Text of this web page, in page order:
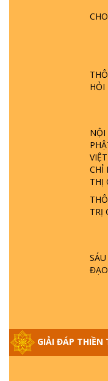
HỎI
NỘI
CHỈ
THỊ
TRỊ
GIẢI ĐÁP THIỀN
TTTD
GIẢI
GIẢI
SAO
-
GIẢI
SAO
GIẢI
- BÁC
DO